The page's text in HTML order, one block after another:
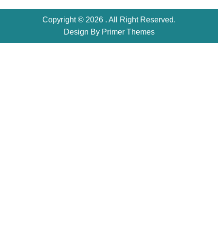
Copyright © 2026 . All Right Reserved.
Design By Primer Themes